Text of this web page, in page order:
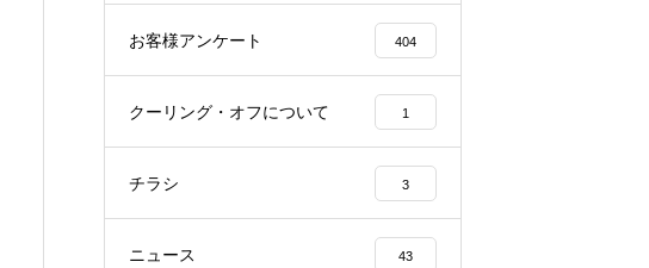
お客様アンケート 404
クーリング・オフについて 1
チラシ 3
ニュース 43